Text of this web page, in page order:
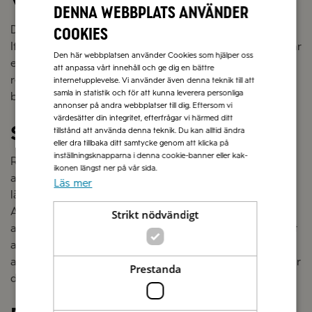
Det här riset är högt ansett i den östra delen av norra
Italien men kanske inte så känt i resten av världen. Det är
en korsning mellan sorterna Nano och Vialone. I
regionen Veneto anses detta ris vara det finaste och
bästa risottoriset.
Stärkelse
Ris innehåller två olika sorters stärkelse;amylos
amylopektin .Amylopektin
lättare löses upp i vatten
A
är hårdare och inte lika lättlöslig
att riskornet
dente.
innehåller mest
amylopektin
men också en hög halt av
att den bibehåller sin form och fasthet lite bättre och har
därför fått smeknamnet ”Kungen av ris”.
Denna webbplats använder
cookies
Den här webbplatsen använder Cookies som hjälper oss
att anpassa vårt innehåll och ge dig en bättre
internetupplevelse. Vi använder även denna teknik till att
samla in statistik och för att kunna leverera personliga
annonser på andra webbplatser till dig. Eftersom vi
värdesätter din integritet, efterfrågar vi härmed ditt
tillstånd att använda denna teknik. Du kan alltid ändra
eller dra tillbaka ditt samtycke genom att klicka på
inställningsknapparna i denna cookie-banner eller kak-
ikonen längst ner på vår sida.
Läs mer
Strikt nödvändigt
Prestanda